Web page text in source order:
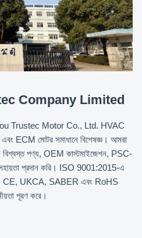
Company Limited
Trustec Motor Co., Ltd. HVAC
ECM মোটর সমাধানে বিশেষজ্ঞ। আমরা
বিশ্বস্ত পণ্য, OEM কাস্টমাইজেশন, PSC-
প্রদান করি। ISO 9001:2015-এ
CE, UKCA, SABER এবং RoHS
পূরণ করে।